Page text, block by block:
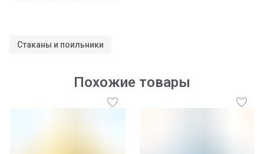
Стаканы и поильники
Похожие товары